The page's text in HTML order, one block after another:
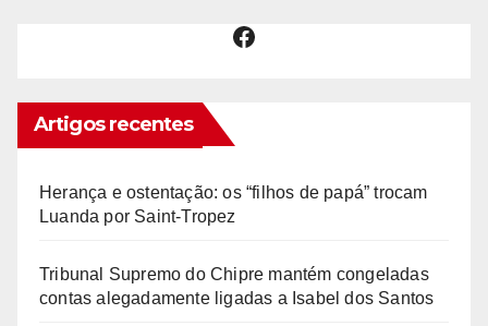
Facebook
Artigos recentes
Herança e ostentação: os “filhos de papá” trocam
Luanda por Saint-Tropez
Tribunal Supremo do Chipre mantém congeladas
contas alegadamente ligadas a Isabel dos Santos